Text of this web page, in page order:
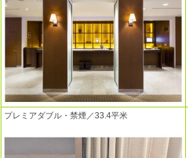
プレミアダブル・禁煙／33.4平米